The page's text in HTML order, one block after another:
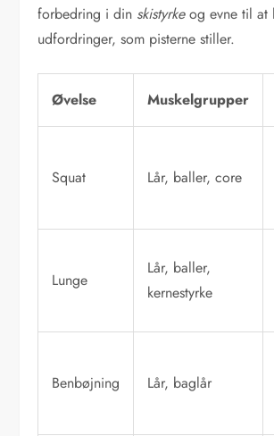
forbedring i din skistyrkeog evne til at
udfordringer, som pisterne stiller.
Øvelse Muskelgrupper
Squat Lår, baller, core
Lunge
Lår, baller,
kernestyrke
Benbøjning Lår, baglår